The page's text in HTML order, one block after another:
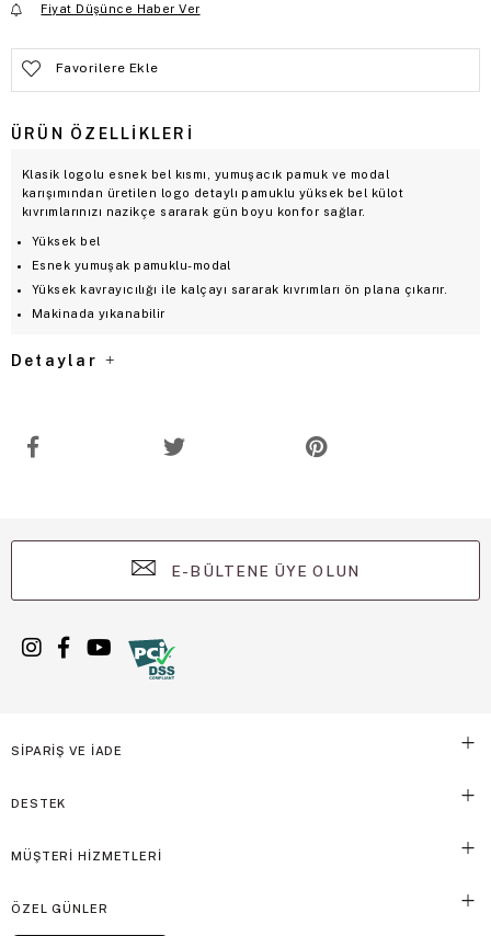
Fiyat Düşünce Haber Ver
Favorilere Ekle
ÜRÜN ÖZELLIKLERI
Klasik logolu esnek bel kısmı, yumuşacık pamuk ve modal
karışımından üretilen logo detaylı pamuklu yüksek bel külot
kıvrımlarınızı nazikçe sararak gün boyu konfor sağlar.
Yüksek bel
Esnek yumuşak pamuklu-modal
Yüksek kavrayıcılığı ile kalçayı sararak kıvrımları ön plana çıkarır.
Makinada yıkanabilir
Detaylar
E-BÜLTENE ÜYE OLUN
SİPARİŞ VE İADE
DESTEK
MÜŞTERİ HİZMETLERİ
ÖZEL GÜNLER